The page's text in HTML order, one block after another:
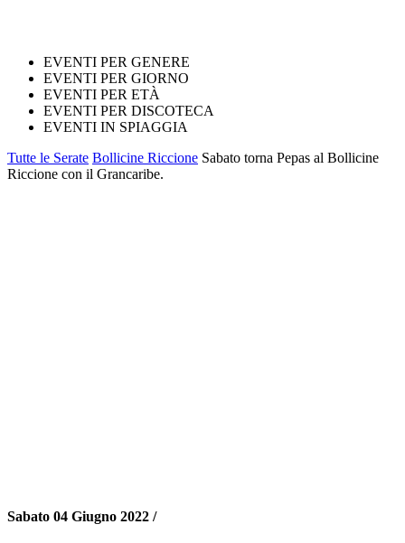
EVENTI PER GENERE
EVENTI PER GIORNO
EVENTI PER ETÀ
EVENTI PER DISCOTECA
EVENTI IN SPIAGGIA
Tutte le Serate Bollicine Riccione Sabato torna Pepas al Bollicine
Riccione con il Grancaribe.
Sabato 04 Giugno 2022 /